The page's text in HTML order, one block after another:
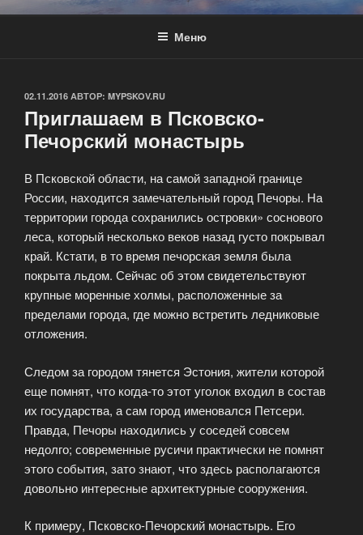
Меню
ОПУБЛИКОВАНО
02.11.2016 АВТОР: MYPSKOV.RU
Приглашаем в Псковско-
Печорский монастырь
В Псковской области, на самой западной границе
России, находится замечательный город Печоры. На
территории города сохранились островки» соснового
леса, который несколько веков назад густо покрывал
край. Кстати, в то время печорская земля была
покрыта льдом. Сейчас об этом свидетельствуют
крупные моренные холмы, расположенные за
пределами города, где можно встретить ледниковые
отложения.
Следом за городом тянется Эстония, жители которой
еще помнят, что когда-то этот уголок входил в состав
их государства, а сам город именовался Петсери.
Правда, Печоры находились у соседей совсем
недолго; современные русичи практически не помнят
этого события, зато знают, что здесь располагаются
довольно интересные архитектурные сооружения.
К примеру, Псковско-Печорский монастырь. Его